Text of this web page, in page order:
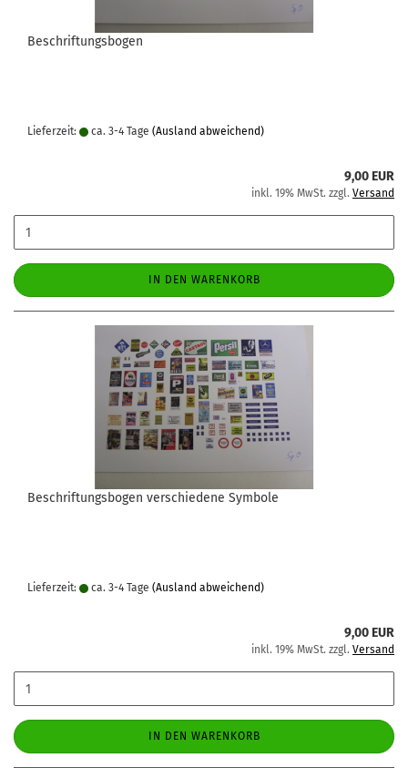
Beschriftungsbogen
Lieferzeit: ca. 3-4 Tage (Ausland abweichend)
9,00 EUR
inkl. 19% MwSt. zzgl. Versand
IN DEN WARENKORB
Beschriftungsbogen verschiedene Symbole
Lieferzeit: ca. 3-4 Tage (Ausland abweichend)
9,00 EUR
inkl. 19% MwSt. zzgl. Versand
IN DEN WARENKORB